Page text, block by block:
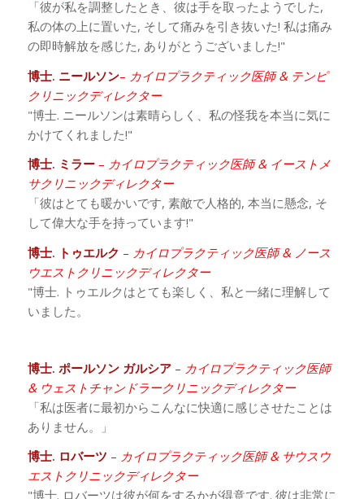
「彼が私を調整したとき、彼は手を取ったようでした,
私の体の上に置いた, そして痛みを引き抜いた! 私は痛み
の即時解放を感じた, ありがとうございました!"
博士. ニールソン– カイロプラクティック医師 & テンピ
クリニックディレクター
"博士. ニールソンは素晴らしく、私の怪我を本当に気に
かけてくれました!"
博士. ミラー– カイロプラクティック医師 & イーストメ
サクリニックディレクター
「彼はとても暖かいです, 素敵で人格的, 本当に懸念, そ
して偉大な手を持っています!"
博士. トゥエルク – カイロプラクティック医師 & ノース
ウエストクリニックディレクター
"博士. トゥエルクはとても楽しく、私と一緒に理解して
いました。
博士. ポールソン ガルシア– カイロプラクティック医師
& ウェストチャンドラークリニックディレクター
「私は医者に最初からこんなに快適に感じさせたことは
ありません。」
博士. ロバーツ – カイロプラクティック医師 & サウスウ
エストクリニックディレクター
"博士. ロバーツは彼が何をするかが得意です. 彼は非常に